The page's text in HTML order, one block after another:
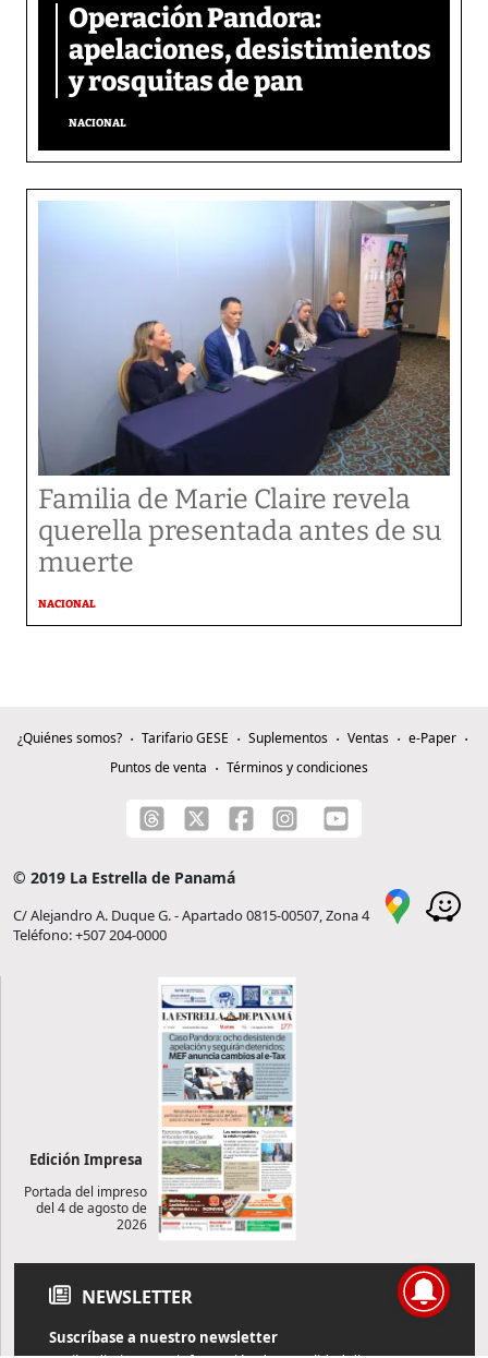
Operación Pandora:
apelaciones, desistimientos
y rosquitas de pan
NACIONAL
Familia de Marie Claire revela
querella presentada antes de su
muerte
NACIONAL
¿Quiénes somos? Tarifario GESE Suplementos Ventas
e-Paper
Puntos de venta
Términos y condiciones
© 2019 La Estrella de Panamá
C/ Alejandro A. Duque G. - Apartado 0815-00507, Zona 4
Teléfono: +507 204-0000
Edición Impresa
Portada del impreso
del 4 de agosto de
2026
NEWSLETTER
Suscríbase a nuestro newsletter